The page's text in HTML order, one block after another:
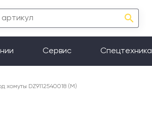
Сервис Спецтехника
хомуты DZ9112540018 (М)